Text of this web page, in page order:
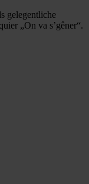
gelegentliche
„On va s’gêner“.